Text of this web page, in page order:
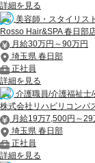
詳細を見る
美容師・スタイリス
Rosso Hair&SPA 春日部
月給30万円～90万円
埼玉県 春日部
正社員
詳細を見る
介護職員/介護福祉士
株式会社リハビリコンパ
月給19万7,500円～29
埼玉県 春日部
正社員
詳細を見る